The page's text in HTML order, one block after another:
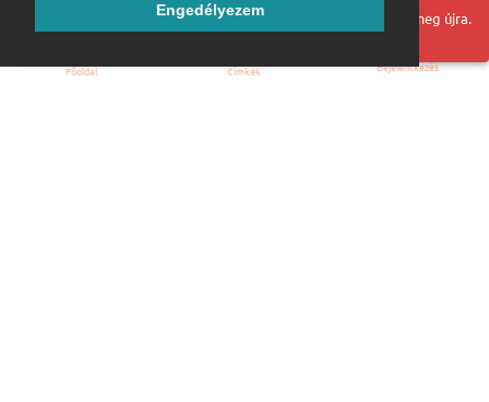
Engedélyezem
Hoppá! Valami hiba történt. Frissítse az oldalt és próbálja meg újra.
Főoldal Címkék Bejelentkezés